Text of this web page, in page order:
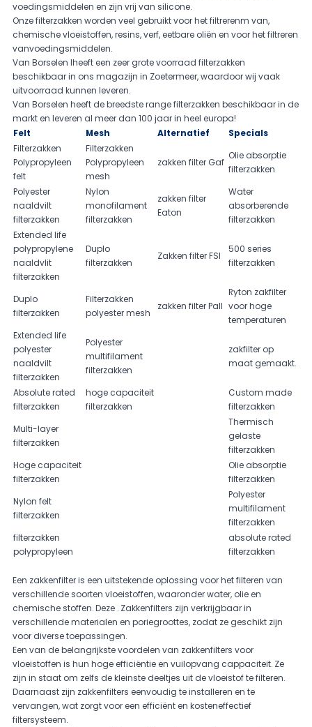
voedingsmiddelen en zijn vrij van silicone.
Onze filterzakken worden veel gebruikt voor het filtrerenm van,
chemische vloeistoffen, resins, verf, eetbare oliën en voor het filtreren
vanvoedingsmiddelen.
Van Borselen lheeft een zeer grote voorraad filterzakken
beschikbaar in ons magazijn in Zoetermeer, waardoor wij vaak
uitvoorraad kunnen leveren.
Van Borselen heeft de breedste range filterzakken beschikbaar in de
markt en leveren al meer dan 100 jaar in heel europa!
Felt
Mesh Alternatief
Specials
Filterzakken
Polypropyleen
felt
Filterzakken
Polypropyleen
mesh
zakken filter Gaf
Olie absorptie
filterzakken
Polyester
naaldvilt
filterzakken
Nylon
monofilament
filterzakken
zakken filter
Eaton
Water
absorberende
filterzakken
Extended life
polypropylene
naaldvlit
filterzakken
Duplo
filterzakken
Zakken filter FSI
500 series
filterzakken
Duplo
filterzakken
Filterzakken
polyester mesh
zakken filter Pall
Ryton zakfilter
voor hoge
temperaturen
Extended life
polyester
naaldvilt
filterzakken
Polyester
multifilament
filterzakken
zakfilter op
maat gemaakt.
Absolute rated
filterzakken
hoge capaciteit
filterzakken
Custom made
filterzakken
Multi-layer
filterzakken
Thermisch
gelaste
filterzakken
Hoge capaciteit
filterzakken
Olie absorptie
filterzakken
Nylon felt
filterzakken
Polyester
multifilament
filterzakken
filterzakken
polypropyleen
absolute rated
filterzakken
Een zakkenfilter is een uitstekende oplossing voor het filteren van
verschillende soorten vloeistoffen, waaronder water, olie en
chemische stoffen. Deze . Zakkenfilters zijn verkrijgbaar in
verschillende materialen en poriegroottes, zodat ze geschikt zijn
voor diverse toepassingen.
Een van de belangrijkste voordelen van zakkenfilters voor
vloeistoffen is hun hoge efficiëntie en vuilopvang cappaciteit. Ze
zijn in staat om zelfs de kleinste deeltjes uit de vloeistof te filteren.
Daarnaast zijn zakkenfilters eenvoudig te installeren en te
vervangen, wat zorgt voor een efficiënt en kosteneffectief
filtersysteem.